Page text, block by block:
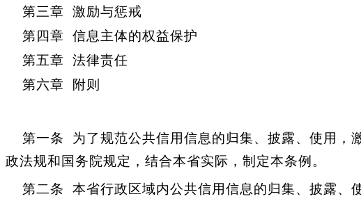
第三章 激励与惩戒
第四章 信息主体的权益保护
第五章 法律责任
第六章 附则
第一条 为了规范公共信用信息的归集、披露、使用，
政法规和国务院规定，结合本省实际，制定本条例。
第二条 本省行政区域内公共信用信息的归集、披露、